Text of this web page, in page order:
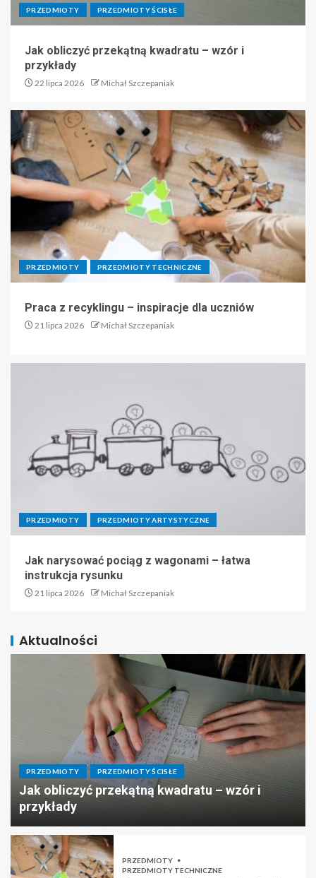
PRZEDMIOTY PRZEDMIOTY ŚCISŁE
Jak obliczyć przekątną kwadratu – wzór i
przykłady
22 lipca 2026 Michał Szczepaniak
PRZEDMIOTY PRZEDMIOTY TECHNICZNE
Praca z recyklingu – inspiracje dla uczniów
21 lipca 2026 Michał Szczepaniak
PRZEDMIOTY PRZEDMIOTY ARTYSTYCZNE
Jak narysować pociąg z wagonami – łatwa
instrukcja rysunku
21 lipca 2026 Michał Szczepaniak
Aktualności
PRZEDMIOTY PRZEDMIOTY ŚCISŁE
Jak obliczyć przekątną kwadratu – wzór i
przykłady
PRZEDMIOTY
PRZEDMIOTY TECHNICZNE